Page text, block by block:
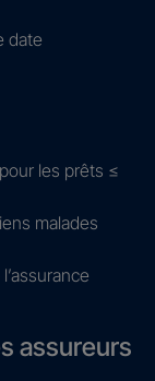
date
les prêts ≤
malades
assureurs